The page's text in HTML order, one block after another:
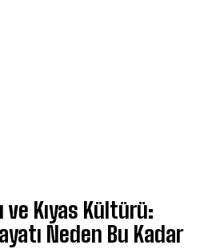
ve Kıyas Kültürü:
Neden Bu Kadar